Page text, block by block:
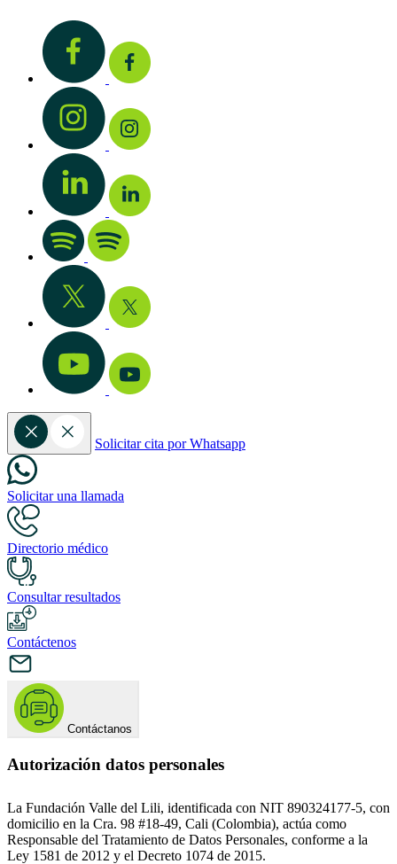
Solicitar cita por Whatsapp
Solicitar una llamada
Directorio médico
Consultar resultados
Contáctenos
Contáctanos
Autorización datos personales
La Fundación Valle del Lili, identificada con NIT 890324177-5, con
domicilio en la Cra. 98 #18-49, Cali (Colombia), actúa como
Responsable del Tratamiento de Datos Personales, conforme a la
Ley 1581 de 2012 y el Decreto 1074 de 2015.